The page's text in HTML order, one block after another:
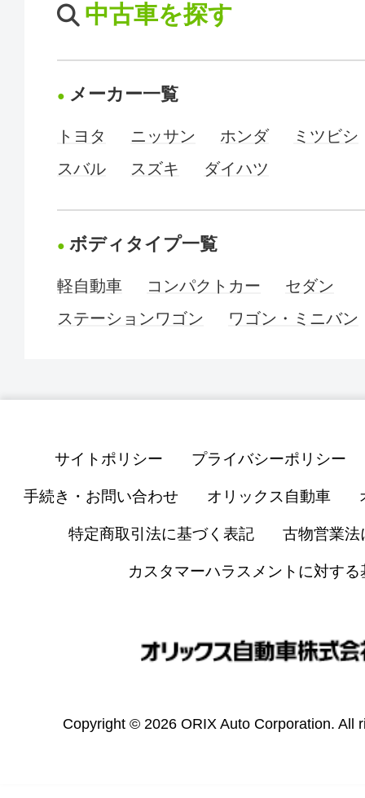
中古車を探す
メーカー一覧
トヨタ ニッサン ホンダ
ミツビシ
スバル
スズキ ダイハツ
ボディタイプ一覧
軽自動車 コンパクトカー
セダン
ステーションワゴン
ワゴン・ミニバン
サイトポリシー プライバシーポリシー
手続き・お問い合わせ オリックス自動車
特定商取引法に基づく表記 古物営業法
カスタマーハラスメントに対する
Copyright © 2026 ORIX Auto Corporation. All